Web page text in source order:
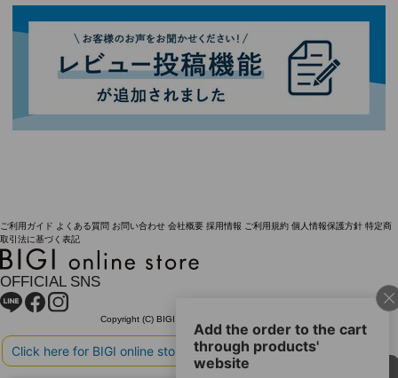
ご利用ガイド よくある質問 お問い合わせ 会社概要 採用情報 ご利用規約 個人情報保護方針 特定商
取引法に基づく表記
OFFICIAL SNS
Copyright (C) BIGI. Co.,Ltd. All Rights Reserved.